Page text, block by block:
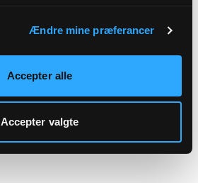
Ændre mine præferancer
Accepter alle
Accepter valgte